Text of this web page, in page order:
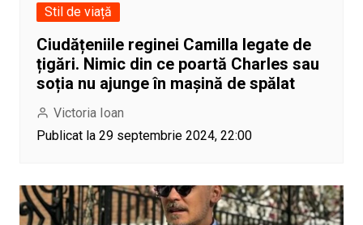
Stil de viață
Ciudățeniile reginei Camilla legate de
țigări. Nimic din ce poartă Charles sau
soția nu ajunge în mașină de spălat
Victoria Ioan
Publicat la 29 septembrie 2024, 22:00